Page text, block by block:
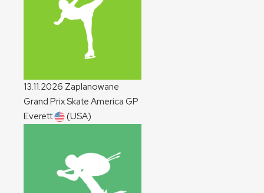
13.11.2026 Zaplanowane
Grand Prix Skate America GP
Everett
(USA)